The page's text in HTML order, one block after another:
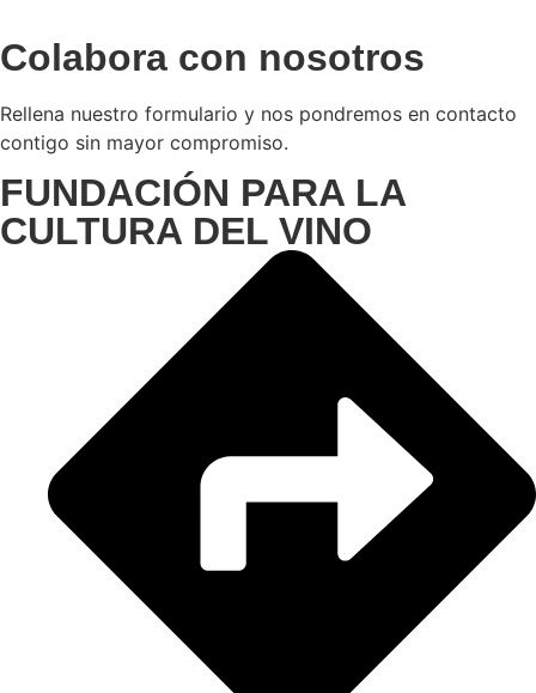
Colabora con nosotros
Rellena nuestro formulario y nos pondremos en contacto
contigo sin mayor compromiso.
FUNDACIÓN PARA LA
CULTURA DEL VINO